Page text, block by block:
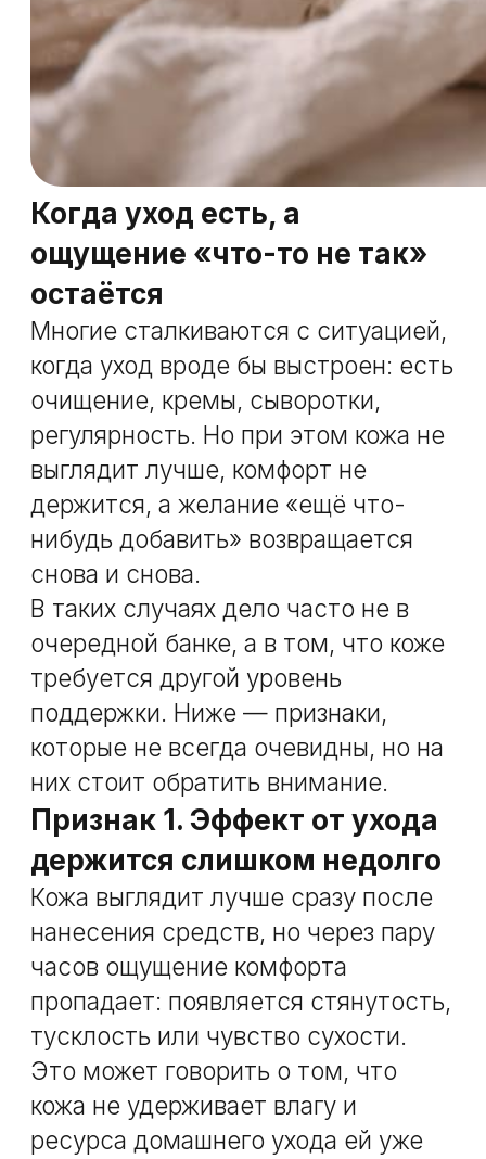
Признак 1. Эффект от ухода
держится слишком недолго
Кожа выглядит лучше сразу после
нанесения средств, но через пару
часов ощущение комфорта
пропадает: появляется стянутость,
тусклость или чувство сухости.
Это может говорить о том, что
кожа не удерживает влагу и
ресурса домашнего ухода ей уже
не хватает.
Признак 2. Кожа стала более
чувствительной без явной
Если кожа начала реагировать на
привычные средства, умывание или
смену погоды, хотя раньше такого
не было — это важный сигнал.
Повышенная чувствительность
часто связана с нарушением
баланса кожи, и простая смена
косметики не всегда решает
проблему.
Признак 3. Внешний вид
кожи не соответствует
общему самочувствию
Вы высыпаетесь, отдыхаете,
следите за собой, но лицо всё
равно выглядит уставшим.
В таких случаях проблема может
быть связана не с образом жизни, а
с качеством кожи и внутренними
процессами, на которые домашний
уход влияет ограниченно.
Признак 4. Кожа выглядит
«нормально», но не так, как
раньше
Нет явных проблем, но и ощущения
ухоженности тоже нет. Кожа стала
менее плотной, менее свежей, как
будто «потеряла тонус», хотя уход
остался тем же.
Это мягкий, но важный сигнал,
который часто остаётся без
внимания.